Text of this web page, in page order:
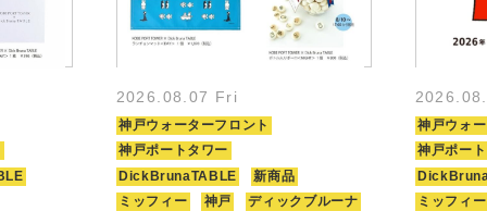
2026.08.07 Fri
神戸ウォーターフロント
神戸ポートタワー
DickBrunaTABLE
新商品
ミッフィー
神戸 ディックブルーナ
神戸ウォ
神戸ポー
ミッフィー